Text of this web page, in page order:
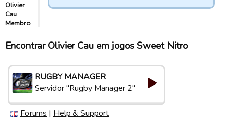
Olivier
Cau
Membro
Encontrar Olivier Cau em jogos Sweet Nitro
RUGBY MANAGER
Servidor "Rugby Manager 2"
Forums | Help & Support